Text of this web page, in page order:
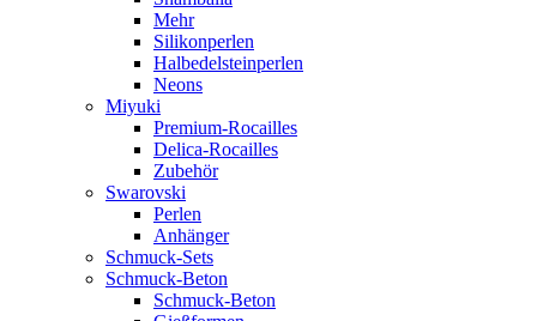
Mehr
Silikonperlen
Halbedelsteinperlen
Neons
Miyuki
Premium-Rocailles
Delica-Rocailles
Zubehör
Swarovski
Perlen
Anhänger
Schmuck-Sets
Schmuck-Beton
Schmuck-Beton